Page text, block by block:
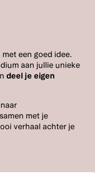
een goed idee.
aan jullie unieke
deel je eigen
met je
verhaal achter je